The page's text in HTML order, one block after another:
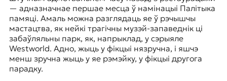
— адназначнае першае месца ў намінацыі Палітыка
памяці. Амаль можна разглядаць яе ў рэчышчы
мастацтва, як нейкі трагічны музэй-запаведнік ці
забаўляльны парк, як, напрыклад, у сэрыяле
Westworld. Адно, жыць у фікцыі нязручна, і яшчэ
менш зручна жыць у яе рэмэйку, у фікцыі другога
парадку.